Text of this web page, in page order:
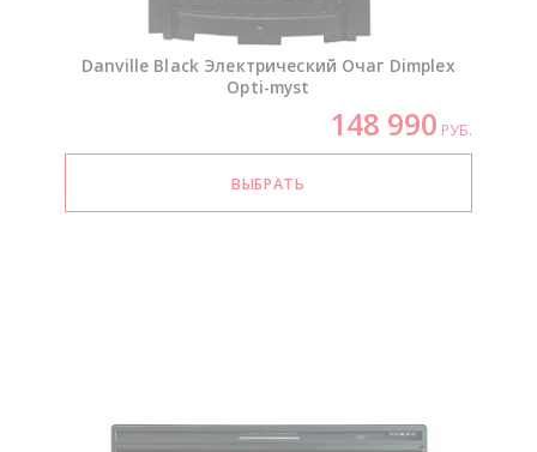
Danville Black Электрический Очаг Dimplex
Opti-myst
148 990 РУБ.